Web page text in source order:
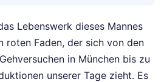
Lebenswerk dieses Mannes
roten Faden, der sich von den
in München bis zu
unserer Tage zieht. Es